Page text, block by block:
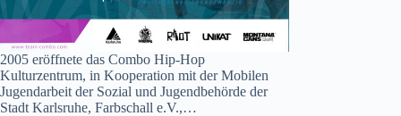
2005 eröffnete das Combo Hip-Hop
Kulturzentrum, in Kooperation mit der Mobilen
Jugendarbeit der Sozial und Jugendbehörde der
Stadt Karlsruhe, Farbschall e.V.,…